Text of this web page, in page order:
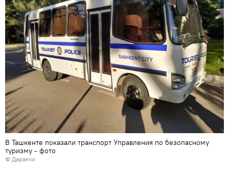
В Ташкенте показали транспорт Управления по безопасному
туризму - фото
© Даракчи